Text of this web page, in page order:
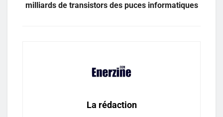
milliards de transistors des puces informatiques
La rédaction